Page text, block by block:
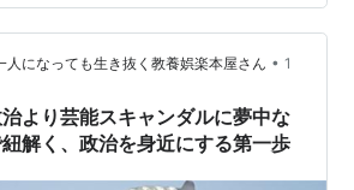
り、報道を批判的に読み解く方法を
メディ…
人になっても生き抜く教養娯楽本屋さん • 1
より芸能スキャンダルに夢中な
解く、政治を身近にする第一歩